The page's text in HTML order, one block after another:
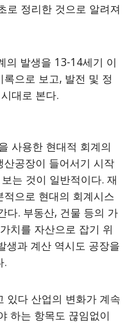
로 정리한 것으로 알려져
의 발생을 13-14세기 이
으로 보고, 발전 및 정
대로 본다.
사용한 현대적 회계의
공장이 들어서기 시작
는 것이 일반적이다. 재
으로 현대의 회계시스
다. 부동산, 건물 등의 가
치를 자산으로 잡기 위
생과 계산 역시도 공장을
.
있다 산업의 변화가 계속
하는 항목도 끊임없이